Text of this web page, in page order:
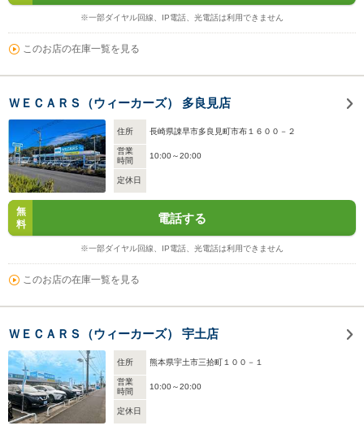
※一部ダイヤル回線、IP電話、光電話は利用できません
このお店の在庫一覧を見る
ＷＥＣＡＲＳ（ウィーカーズ） 多良見店
住所 長崎県諌早市多良見町市布１６００－２
営業
時間
10:00～20:00
定休日
無
料
電話する
※一部ダイヤル回線、IP電話、光電話は利用できません
このお店の在庫一覧を見る
ＷＥＣＡＲＳ（ウィーカーズ） 宇土店
住所 熊本県宇土市三拾町１００－１
営業
時間
10:00～20:00
定休日